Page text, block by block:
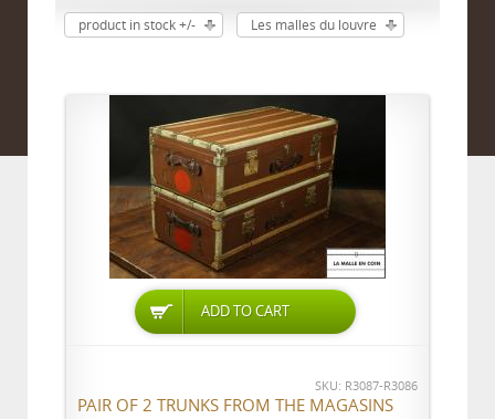
product in stock +/- Les malles du louvre
ADD TO CART
SKU: R3087-R3086
PAIR OF 2 TRUNKS FROM THE MAGASINS